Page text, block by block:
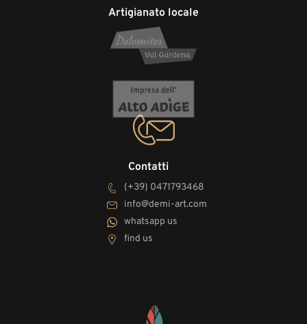
Contatti
(+39) 0471793468
info@demi-art.com
whatsapp us
find us
Artigianato locale